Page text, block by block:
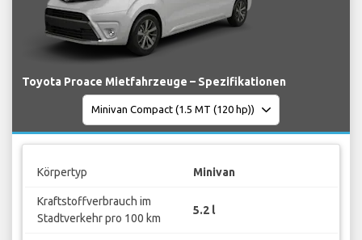
Toyota Proace Mietfahrzeuge – Spezifikationen
Körpertyp Minivan
Kraftstoffverbrauch im
Stadtverkehr pro 100 km
5.2 l